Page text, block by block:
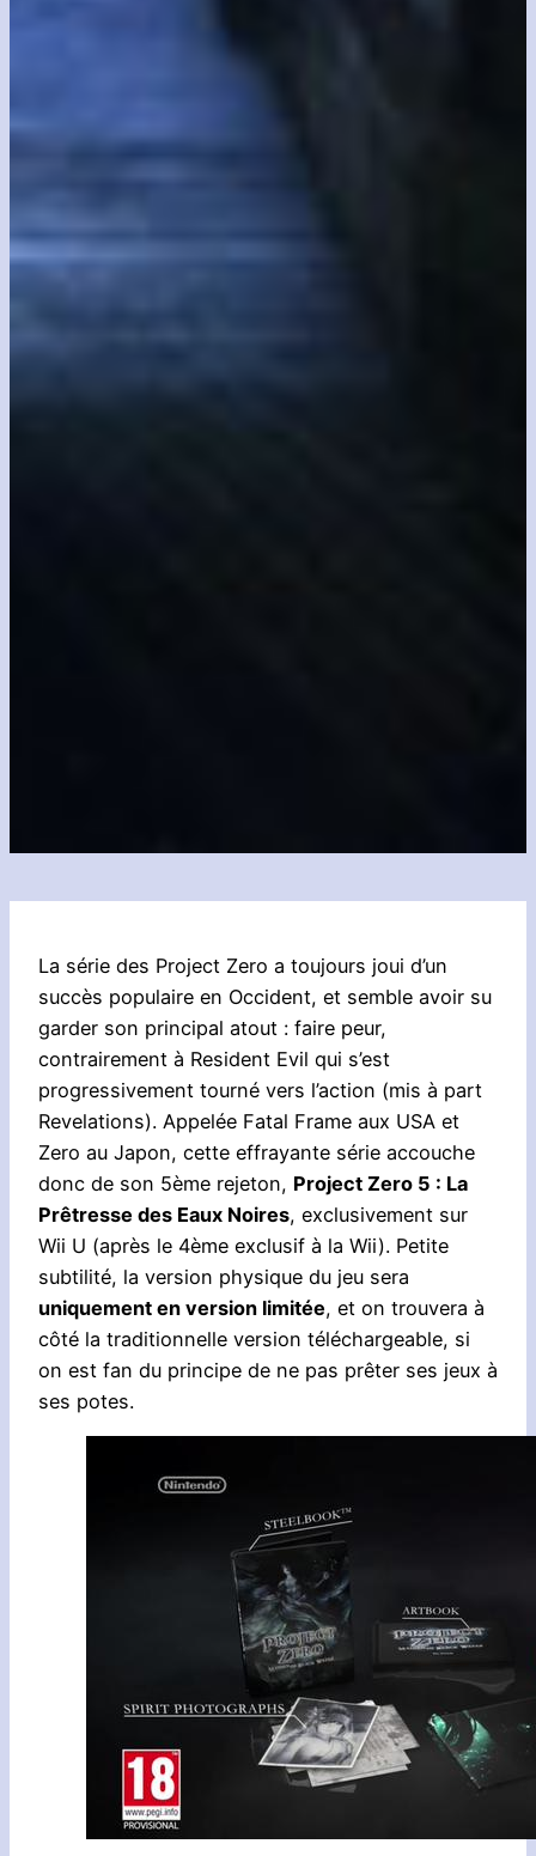
La série des Project Zero a toujours joui d’un
succès populaire en Occident, et semble avoir su
garder son principal atout : faire peur,
contrairement à Resident Evil qui s’est
progressivement tourné vers l’action (mis à part
Revelations). Appelée Fatal Frame aux USA et
Zero au Japon, cette effrayante série accouche
donc de son 5ème rejeton, Project Zero 5 : La
Prêtresse des Eaux Noires, exclusivement sur
Wii U (après le 4ème exclusif à la Wii). Petite
subtilité, la version physique du jeu sera
uniquement en version limitée, et on trouvera à
côté la traditionnelle version téléchargeable, si
on est fan du principe de ne pas prêter ses jeux à
ses potes.